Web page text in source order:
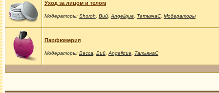
Уход за лицом и телом
Модераторы: Shoroh Вий, Angelique, ТатьянаС, Модераторы
Парфюмерия
Модераторы: Васса Вий, Angelique, ТатьянаС